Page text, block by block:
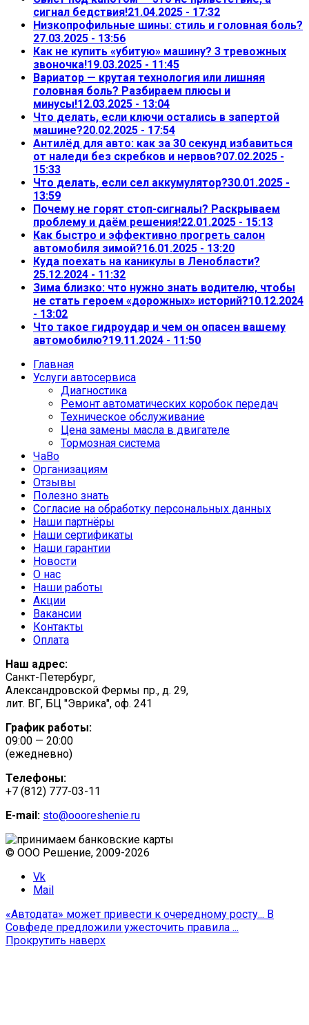
сигнал бедствия!21.04.2025 - 17:32
Низкопрофильные шины: стиль и головная боль?
27.03.2025 - 13:56
Как не купить «убитую» машину? 3 тревожных
звоночка!19.03.2025 - 11:45
Вариатор — крутая технология или лишняя
головная боль? Разбираем плюсы и
минусы!12.03.2025 - 13:04
Что делать, если ключи остались в запертой
машине?20.02.2025 - 17:54
Антилёд для авто: как за 30 секунд избавиться
от наледи без скребков и нервов?07.02.2025 -
15:33
Что делать, если сел аккумулятор?30.01.2025 -
13:59
Почему не горят стоп-сигналы? Раскрываем
проблему и даём решения!22.01.2025 - 15:13
Как быстро и эффективно прогреть салон
автомобиля зимой?16.01.2025 - 13:20
Куда поехать на каникулы в Ленобласти?
25.12.2024 - 11:32
Зима близко: что нужно знать водителю, чтобы
не стать героем «дорожных» историй?10.12.2024
- 13:02
Что такое гидроудар и чем он опасен вашему
автомобилю?19.11.2024 - 11:50
Главная
Услуги автосервиса
Диагностика
Ремонт автоматических коробок передач
Техническое обслуживание
Цена замены масла в двигателе
Тормозная система
ЧаВо
Организациям
Отзывы
Полезно знать
Согласие на обработку персональных данных
Наши партнёры
Наши сертификаты
Наши гарантии
Новости
О нас
Наши работы
Акции
Вакансии
Контакты
Оплата
Наш адрес:
Санкт-Петербург,
Александровской Фермы пр., д. 29,
лит. ВГ, БЦ "Эврика", оф. 241
График работы:
09:00 — 20:00
(ежедневно)
Телефоны:
+7 (812) 777-03-11
E-mail: sto@oooreshenie.ru
© ООО Решение, 2009-2026
Vk
Mail
«Автодата» может привести к очередному росту... В
Совфеде предложили ужесточить правила ...
Прокрутить наверх